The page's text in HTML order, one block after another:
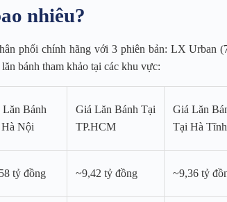
nhiêu?
phối chính hãng với 3 phiên bản: LX Urban
bánh tham khảo tại các khu vực:
Lăn Bánh
Nội
Giá Lăn Bánh Tại
TP.HCM
Giá Lăn
Tại Hà Tĩnh
tỷ đồng ~9,42 tỷ đồng ~9,36 tỷ